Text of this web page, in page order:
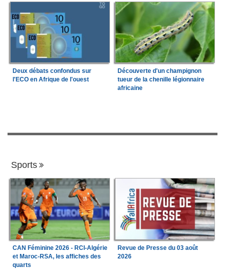
Deux débats confondus sur
l'ECO en Afrique de l'ouest
Découverte d'un champignon
tueur de la chenille légionnaire
africaine
Sports
CAN Féminine 2026 - RCI-Algérie
et Maroc-RSA, les affiches des
quarts
Revue de Presse du 03 août
2026